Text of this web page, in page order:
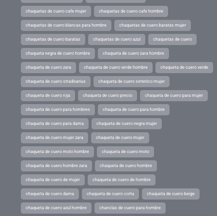
chaquetas de cuero cafe mujer chaquetas de cuero cafe hombre
chaquetas de cuero blancas para hombre chaquetas de cuero baratas mujer
chaquetas de cuero baratas chaquetas de cuero azul chaquetas de cuero
chaqueta negra de cuero hombre chaqueta de cuero zara hombre
chaqueta de cuero zara chaqueta de cuero verde hombre chaqueta de cuero verde
chaqueta de cuero stradivarius chaqueta de cuero sintetico mujer
chaqueta de cuero roja chaqueta de cuero precio chaqueta de cuero para mujer
chaqueta de cuero para hombres chaqueta de cuero para hombre
chaqueta de cuero para dama chaqueta de cuero negra mujer
chaqueta de cuero mujer zara chaqueta de cuero mujer
chaqueta de cuero moto hombre chaqueta de cuero moto
chaqueta de cuero hombre zara chaqueta de cuero hombre
chaqueta de cuero de mujer chaqueta de cuero de hombre
chaqueta de cuero dama chaqueta de cuero corta chaqueta de cuero beige
chaqueta de cuero azul hombre chanclas de cuero para hombre